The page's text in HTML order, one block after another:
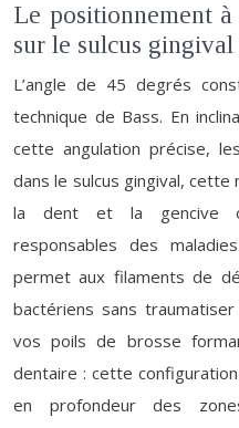
Le positionnement
sur le sulcus gingival
L’angle de 45 degrés
technique de Bass. En
cette angulation précise,
dans le sulcus gingival,
la dent et la gencive
responsables des
permet aux filaments de
bactériens sans
vos poils de brosse
dentaire : cette
en profondeur des